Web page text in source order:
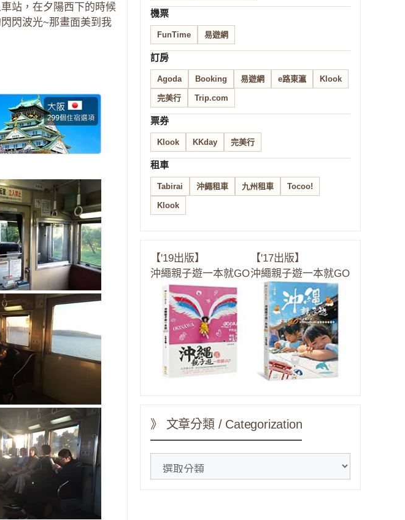
站，在夕陽西下的時候
閃波光~那畫面美到我
機票
FunTime 易遊網
訂房
Agoda Booking 易遊網 e路東瀛 Klook
完美行 Trip.com
票券
Klook KKday 完美行
租車
Tabirai 沖繩租車 九州租車 Tocoo!
Klook
【'19出版】
沖繩親子遊一本就GO
【'17出版】
沖繩親子遊一本就GO
》 文章分類 / Categorization